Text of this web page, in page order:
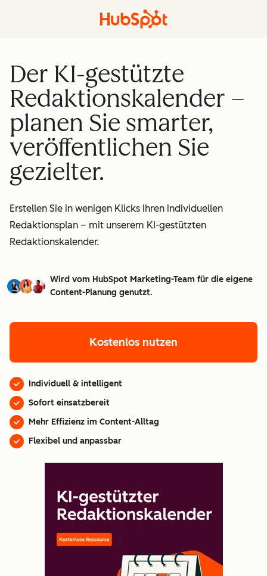
Der KI-gestützte
Redaktionskalender –
planen Sie smarter,
veröffentlichen Sie
gezielter.
Erstellen Sie in wenigen Klicks Ihren individuellen
Redaktionsplan – mit unserem KI-gestützten
Redaktionskalender.
Wird vom HubSpot Marketing-Team für die eigene
Content-Planung genutzt.
Kostenlos nutzen
Individuell & intelligent
Sofort einsatzbereit
Mehr Effizienz im Content-Alltag
Flexibel und anpassbar